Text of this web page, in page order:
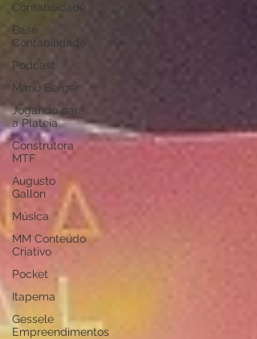
Contabilidade
Base
Contabilidade
Podcast
Manu Berger
Jogando para
a Plateia
Construtora
MTF
Augusto
Gallon
Música
MM Conteúdo
Criativo
Pocket
Itapema
Gessele
Empreendimentos